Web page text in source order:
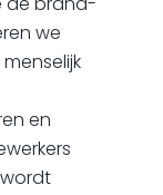
we
en